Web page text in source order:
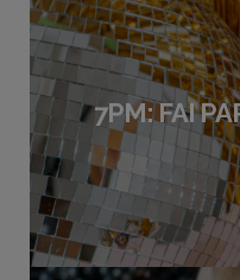
7PM: FAI